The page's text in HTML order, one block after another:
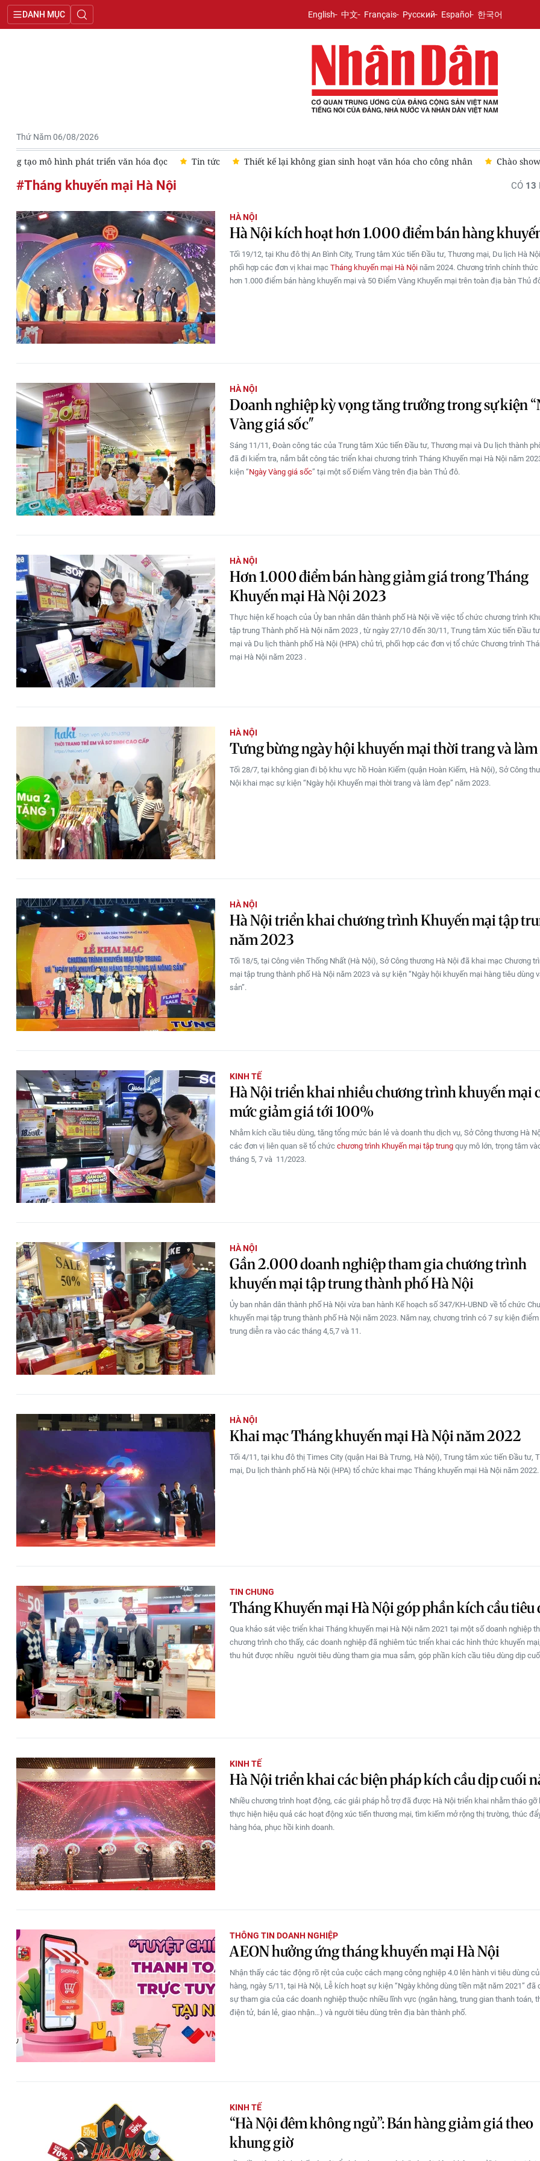
DANH MỤC English 中文 Français Русский Español 한국어
Thứ Năm 06/08/2026
Sáng tạo mô hình phát triển văn hóa đọc Tin tức Thiết kế lại không gian sinh hoạt văn hóa cho công nhân Chào
#Tháng khuyến mại Hà Nội CÓ 13
HÀ NỘI
Hà Nội kích hoạt hơn 1.000 điểm bán hàng
Tối 19/12, tại Khu đô thị An Bình City, Trung tâm Xúc tiến Đầu tư, Thương mại, Du lịch Hà
phối hợp các đơn vị khai mạc Tháng khuyến mại Hà Nội năm 2024. Chương trình chính
hơn 1.000 điểm bán hàng khuyến mại và 50 Điểm Vàng Khuyến mại trên toàn địa bàn Thủ
HÀ NỘI
Doanh nghiệp kỳ vọng tăng trưởng trong sự kiện
Vàng giá sốc"
Sáng 11/11, Đoàn công tác của Trung tâm Xúc tiến Đầu tư, Thương mại và Du lịch thành
đã đi kiểm tra, nắm bắt công tác triển khai chương trình Tháng Khuyến mại Hà Nội năm
kiện “Ngày Vàng giá sốc” tại một số Điểm Vàng trên địa bàn Thủ đô.
HÀ NỘI
Hơn 1.000 điểm bán hàng giảm giá trong Tháng
Khuyến mại Hà Nội 2023
Thực hiện kế hoạch của Ủy ban nhân dân thành phố Hà Nội về việc tổ chức chương trình
tập trung Thành phố Hà Nội năm 2023 , từ ngày 27/10 đến 30/11, Trung tâm Xúc tiến Đầu
mại và Du lịch thành phố Hà Nội (HPA) chủ trì, phối hợp các đơn vị tổ chức Chương trình
mại Hà Nội năm 2023 .
HÀ NỘI
Tưng bừng ngày hội khuyến mại thời trang và làm
Tối 28/7, tại không gian đi bộ khu vực hồ Hoàn Kiếm (quận Hoàn Kiếm, Hà Nội), Sở Công
Nội khai mạc sự kiện “Ngày hội Khuyến mại thời trang và làm đẹp” năm 2023.
HÀ NỘI
Hà Nội triển khai chương trình Khuyến mại tập
năm 2023
Tối 18/5, tại Công viên Thống Nhất (Hà Nội), Sở Công thương Hà Nội đã khai mạc Chương
mại tập trung thành phố Hà Nội năm 2023 và sự kiện “Ngày hội khuyến mại hàng tiêu dùng
sản”.
KINH TẾ
Hà Nội triển khai nhiều chương trình khuyến mại
mức giảm giá tới 100%
Nhằm kích cầu tiêu dùng, tăng tổng mức bán lẻ và doanh thu dịch vụ, Sở Công thương Hà
các đơn vị liên quan sẽ tổ chức chương trình Khuyến mại tập trung quy mô lớn, trọng tâm
tháng 5, 7 và 11/2023.
HÀ NỘI
Gần 2.000 doanh nghiệp tham gia chương trình
khuyến mại tập trung thành phố Hà Nội
Ủy ban nhân dân thành phố Hà Nội vừa ban hành Kế hoạch số 347/KH-UBND về tổ chức
khuyến mại tập trung thành phố Hà Nội năm 2023. Năm nay, chương trình có 7 sự kiện
trung diễn ra vào các tháng 4,5,7 và 11.
HÀ NỘI
Khai mạc Tháng khuyến mại Hà Nội năm 2022
Tối 4/11, tại khu đô thị Times City (quận Hai Bà Trưng, Hà Nội), Trung tâm xúc tiến Đầu tư,
mại, Du lịch thành phố Hà Nội (HPA) tổ chức khai mạc Tháng khuyến mại Hà Nội năm 2022.
TIN CHUNG
Tháng Khuyến mại Hà Nội góp phần kích cầu tiêu
Qua khảo sát việc triển khai Tháng khuyến mại Hà Nội năm 2021 tại một số doanh nghiệp
chương trình cho thấy, các doanh nghiệp đã nghiêm túc triển khai các hình thức khuyến
thu hút được nhiều người tiêu dùng tham gia mua sắm, góp phần kích cầu tiêu dùng dịp
KINH TẾ
Hà Nội triển khai các biện pháp kích cầu dịp cuối
Nhiều chương trình hoạt động, các giải pháp hỗ trợ đã được Hà Nội triển khai nhằm tháo gỡ
thực hiện hiệu quả các hoạt động xúc tiến thương mại, tìm kiếm mở rộng thị trường, thúc
hàng hóa, phục hồi kinh doanh.
THÔNG TIN DOANH NGHIỆP
AEON hưởng ứng tháng khuyến mại Hà Nội
Nhận thấy các tác động rõ rệt của cuộc cách mạng công nghiệp 4.0 lên hành vi tiêu dùng
hàng, ngày 5/11, tại Hà Nội, Lễ kích hoạt sự kiện “Ngày không dùng tiền mặt năm 2021” đã
sự tham gia của các doanh nghiệp thuộc nhiều lĩnh vực (ngân hàng, trung gian thanh toán,
điện tử, bán lẻ, giao nhận…) và người tiêu dùng trên địa bàn thành phố.
KINH TẾ
“Hà Nội đêm không ngủ”: Bán hàng giảm giá theo
khung giờ